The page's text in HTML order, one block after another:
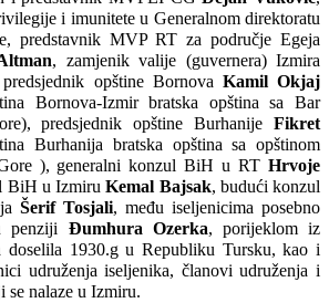
i imunitete u Generalnom direktoratu
predstavnik MVP RT za područje Egeja
, zamjenik valije (guvernera) Izmira
opštine Bornova Kamil Okjaj
Bornova-Izmir bratska opština sa Bar
predsjednik opštine Burhanije Fikret
Burhanija bratska opština sa opštinom
), generalni konzul BiH u RT Hrvoje
BiH u IzmiruKemal Bajsak, budući konzul
Šerif Tosjali, među iseljenicima posebno
penziji Đumhura Ozerka, porijeklom iz
doselila 1930.g u Republiku Tursku, kao i
udruženja iseljenika, članovi udruženja i
se nalaze u Izmiru.